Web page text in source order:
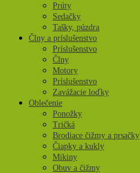
Prúty
Sedačky
Tašky, púzdra
Člny a príslušenstvo
Príslušenstvo
Člny
Motory
Príslušenstvo
Zavážacie loďky
Oblečenie
Ponožky
Tričká
Brodiace čižmy a prsačky
Čiapky a kukly
Mikiny
Obuv a čižmy